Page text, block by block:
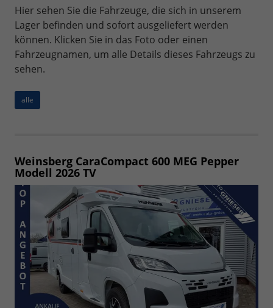
Hier sehen Sie die Fahrzeuge, die sich in unserem
Lager befinden und sofort ausgeliefert werden
können. Klicken Sie in das Foto oder einen
Fahrzeugnamen, um alle Details dieses Fahrzeugs zu
sehen.
alle
Weinsberg CaraCompact 600 MEG Pepper
Modell 2026 TV